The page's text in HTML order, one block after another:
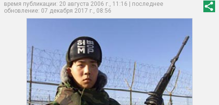
время публикации: 20 августа 2006 г., 11:16 | последнее
обновление: 07 декабря 2017 г., 08:56